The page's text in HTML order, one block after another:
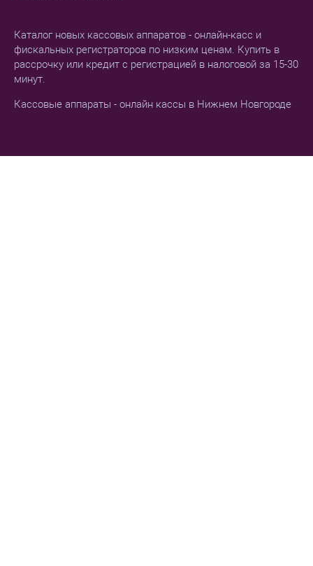
Каталог новых кассовых аппаратов - онлайн-касс и
фискальных регистраторов по низким ценам. Купить в
рассрочку или кредит с регистрацией в налоговой за 15-30
минут.
Кассовые аппараты - онлайн кассы в Нижнем Новгороде